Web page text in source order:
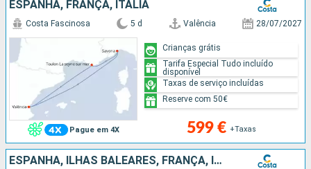
ESPANHA, FRANÇA, ITÁLIA
Pague em 4X
Costa Fascinosa 5 d Valência 28/07/2027
599 € +Taxas
Crianças grátis
Tarifa Especial Tudo incluído
disponível
Taxas de serviço incluídas
Reserve com 50€
ESPANHA, ILHAS BALEARES, FRANÇA, ITÁLIA